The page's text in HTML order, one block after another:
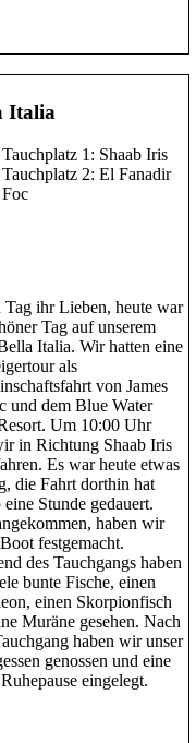
Italia
Tauchplatz 1: Shaab Iris
Tauchplatz 2: El Fanadir
Foc
Tag ihr Lieben, heute war
Tag auf unserem
Italia. Wir hatten eine
als
von James
und dem Blue Water
Um 10:00 Uhr
in Richtung Shaab Iris
Es war heute etwas
die Fahrt dorthin hat
eine Stunde gedauert.
haben wir
festgemacht.
des Tauchgangs haben
bunte Fische, einen
einen Skorpionfisch
Muräne gesehen. Nach
haben wir unser
genossen und eine
eingelegt.